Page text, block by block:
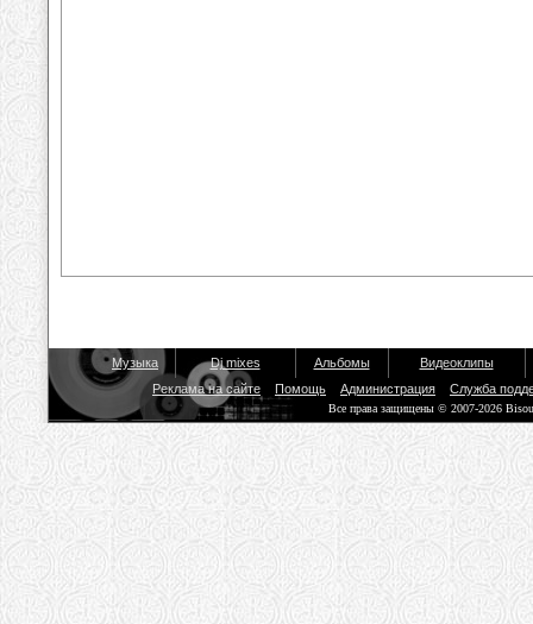
Музыка Dj mixes Альбомы
Видеоклипы
Реклама на сайте
Помощь Администрация Служба
Все права защищены © 2007-2026